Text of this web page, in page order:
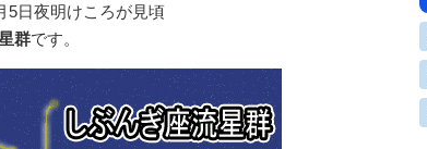
5日夜明けころが見頃
群です。